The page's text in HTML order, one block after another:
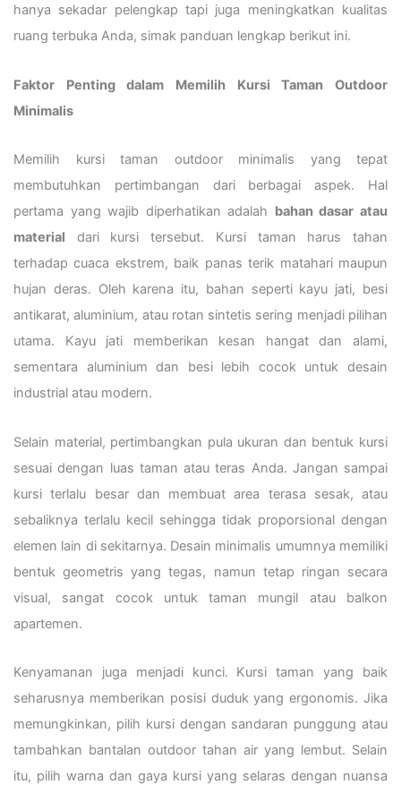
hanya sekadar pelengkap tapi juga meningkatkan kualitas
ruang terbuka Anda, simak panduan lengkap berikut ini.
Faktor Penting dalam Memilih Kursi Taman Outdoor
Minimalis
Memilih kursi taman outdoor minimalis yang tepat
membutuhkan pertimbangan dari berbagai aspek. Hal
pertama yang wajib diperhatikan adalah bahan dasar atau
material dari kursi tersebut. Kursi taman harus tahan
terhadap cuaca ekstrem, baik panas terik matahari maupun
hujan deras. Oleh karena itu, bahan seperti kayu jati, besi
antikarat, aluminium, atau rotan sintetis sering menjadi pilihan
utama. Kayu jati memberikan kesan hangat dan alami,
sementara aluminium dan besi lebih cocok untuk desain
industrial atau modern.
Selain material, pertimbangkan pula ukuran dan bentuk kursi
sesuai dengan luas taman atau teras Anda. Jangan sampai
kursi terlalu besar dan membuat area terasa sesak, atau
sebaliknya terlalu kecil sehingga tidak proporsional dengan
elemen lain di sekitarnya. Desain minimalis umumnya memiliki
bentuk geometris yang tegas, namun tetap ringan secara
visual, sangat cocok untuk taman mungil atau balkon
apartemen.
Kenyamanan juga menjadi kunci. Kursi taman yang baik
seharusnya memberikan posisi duduk yang ergonomis. Jika
memungkinkan, pilih kursi dengan sandaran punggung atau
tambahkan bantalan outdoor tahan air yang lembut. Selain
itu, pilih warna dan gaya kursi yang selaras dengan nuansa